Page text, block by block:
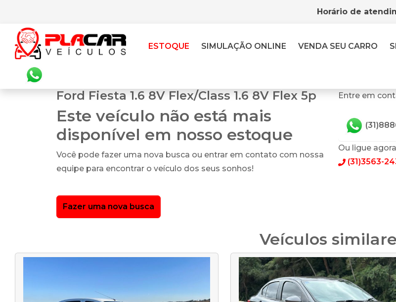
Horário de
ESTOQUE SIMULAÇÃO ONLINE VENDA SEU CARRO
Ford Fiesta 1.6 8V Flex/Class 1.6 8V Flex 5p
Este veículo não está mais
disponível em nosso estoque
Você pode fazer uma nova busca ou entrar em contato com nossa
equipe para encontrar o veículo dos seus sonhos!
Fazer uma nova busca
Entre em
Ou ligue
(31)3563-
Veículos